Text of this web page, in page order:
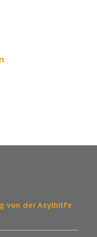
von der Asylhilfe